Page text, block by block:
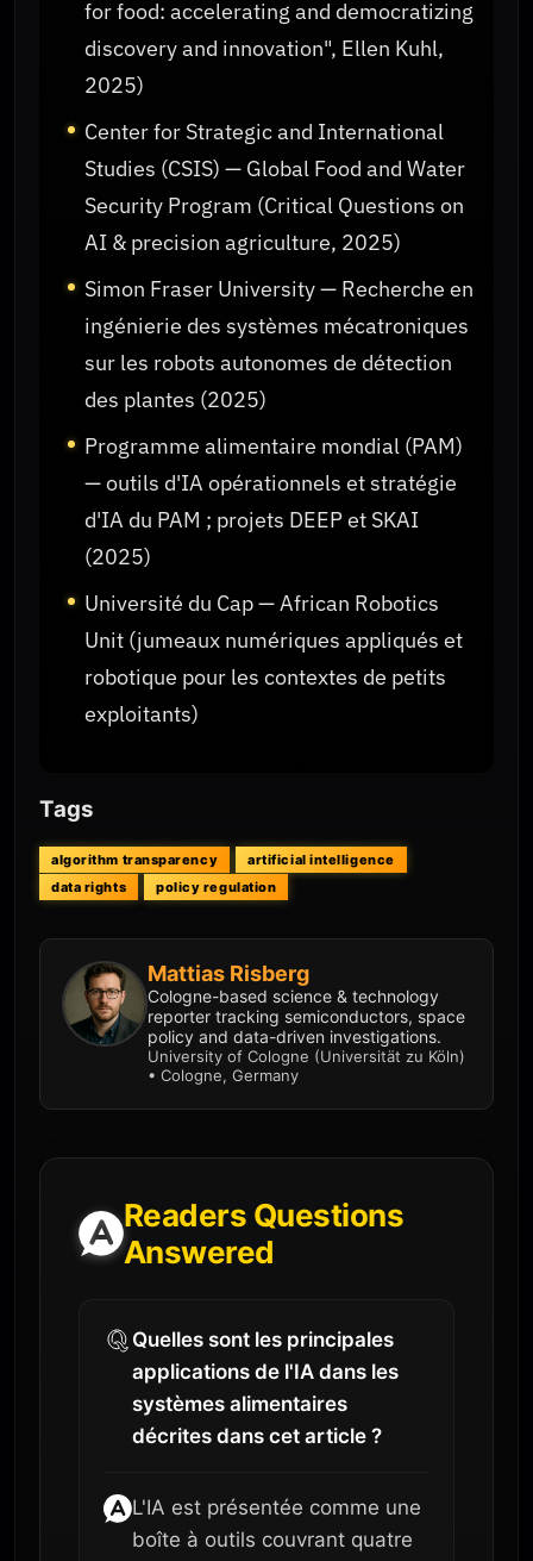
for food: accelerating and democratizing
discovery and innovation", Ellen Kuhl,
2025)
Center for Strategic and International
Studies (CSIS) — Global Food and Water
Security Program (Critical Questions on
AI & precision agriculture, 2025)
Simon Fraser University — Recherche en
ingénierie des systèmes mécatroniques
sur les robots autonomes de détection
des plantes (2025)
Programme alimentaire mondial (PAM)
— outils d'IA opérationnels et stratégie
d'IA du PAM ; projets DEEP et SKAI
(2025)
Université du Cap — African Robotics
Unit (jumeaux numériques appliqués et
robotique pour les contextes de petits
exploitants)
Tags
algorithm transparency
artificial intelligence
data rights
policy regulation
Mattias Risberg
Cologne-based science & technology
reporter tracking semiconductors, space
policy and data-driven investigations.
University of Cologne (Universität zu Köln)
• Cologne, Germany
Readers Questions
Answered
Quelles sont les principales
applications de l'IA dans les
systèmes alimentaires
décrites dans cet article ?
L'IA est présentée comme une
boîte à outils couvrant quatre